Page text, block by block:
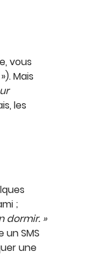
vous
Mais
les
;
dormir. »
SMS
une